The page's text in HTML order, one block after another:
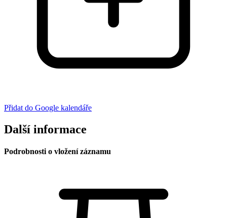
Přidat do Google kalendáře
Další informace
Podrobnosti o vložení záznamu